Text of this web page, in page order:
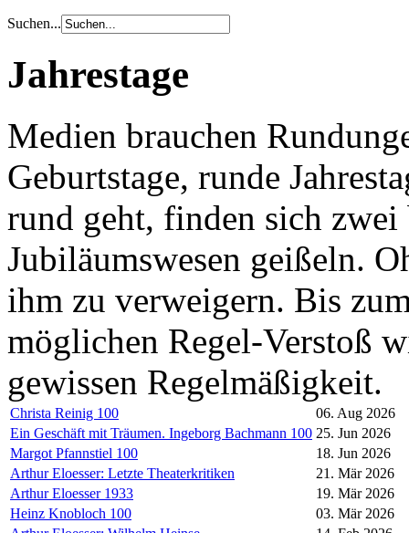
Suchen...
Jahrestage
Medien brauchen
Geburtstage, runde
rund geht, finden sich zwei
Jubiläumswesen geißeln.
ihm zu verweigern. Bis
möglichen Regel-Verstoß
gewissen Regelmäßigkeit.
Christa Reinig 100
06. Aug 2026
Ein Geschäft mit Träumen. Ingeborg Bachmann 100 25. Jun 2026
Margot Pfannstiel 100
18. Jun 2026
Arthur Eloesser: Letzte Theaterkritiken
21. Mär 2026
Arthur Eloesser 1933
19. Mär 2026
Heinz Knobloch 100
03. Mär 2026